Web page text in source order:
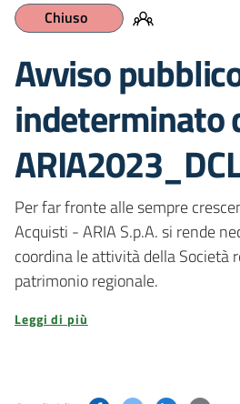
Chiuso
Avviso
indeterminato
Per far fronte alle sempre
Acquisti - ARIA S.p.A. si rende
coordina le attività della Società
patrimonio regionale.
Leggi di più